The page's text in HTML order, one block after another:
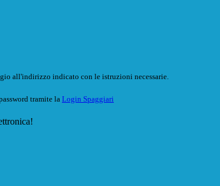
all'indirizzo indicato con le istruzioni necessarie.
tramite la Login Spaggiari